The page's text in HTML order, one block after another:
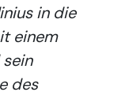
in die
einem
des